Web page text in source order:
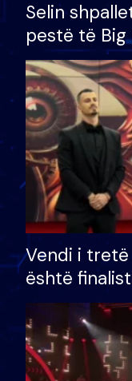
Selin
pestë të
çmimin e
Vendi i tretë
është